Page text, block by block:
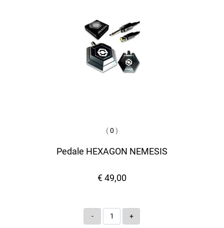
(0 )
Pedale HEXAGON NEMESIS
€ 49,00
Quantità